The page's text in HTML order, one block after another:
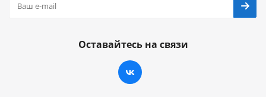
Оставайтесь на связи